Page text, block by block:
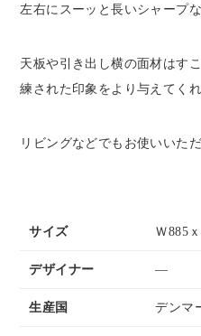
左右にスーッと長いシャープ
天板や引き出し横の面材はす
練された印象をより与えてくれ
リビングなどでもお使いいた
サイズ Ｗ885
デザイナー ―
生産国 デンマ